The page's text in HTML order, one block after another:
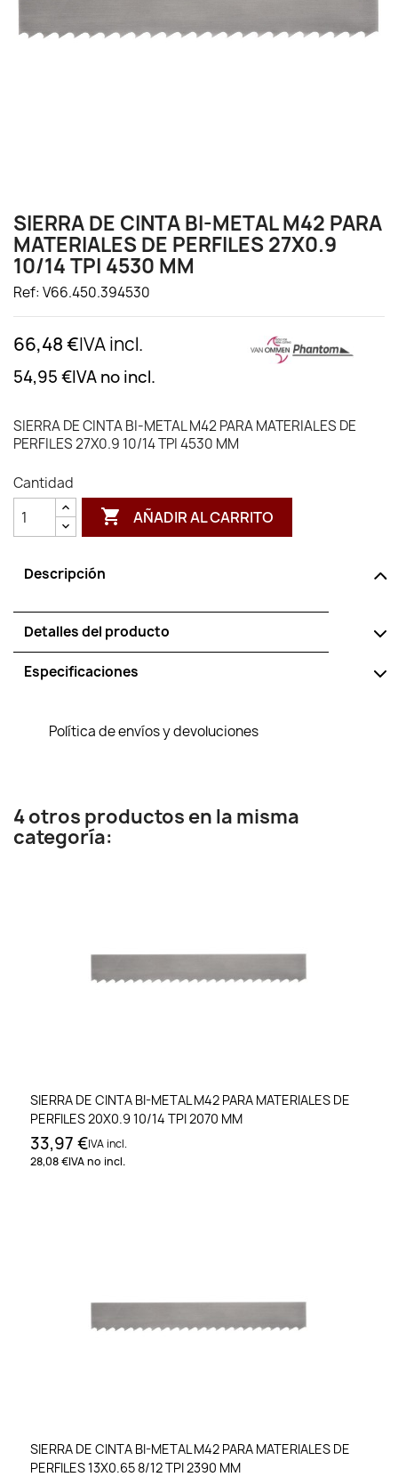
SIERRA DE CINTA BI-METAL M42 PARA
MATERIALES DE PERFILES 27X0.9
10/14 TPI 4530 MM
Ref: V66.450.394530
66,48 €IVA incl.
54,95 €IVA no incl.
SIERRA DE CINTA BI-METAL M42 PARA MATERIALES DE
PERFILES 27X0.9 10/14 TPI 4530 MM
Cantidad
 AÑADIR AL CARRITO
Descripción
Detalles del producto
Especificaciones
Política de envíos y devoluciones
4 otros productos en la misma
categoría:
SIERRA DE CINTA BI-METAL M42 PARA MATERIALES DE
PERFILES 20X0.9 10/14 TPI 2070 MM
33,97 €IVA incl.
28,08 €IVA no incl.
SIERRA DE CINTA BI-METAL M42 PARA MATERIALES DE
PERFILES 13X0.65 8/12 TPI 2390 MM